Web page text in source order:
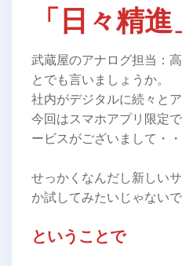
「日々精進
武蔵屋のアナログ担当：
とでも言いましょうか。
社内がデジタルに続々と
今回はスマホアプリ限定
ービスがございまして・・
せっかくなんだし新しい
か試してみたいじゃないで
ということで